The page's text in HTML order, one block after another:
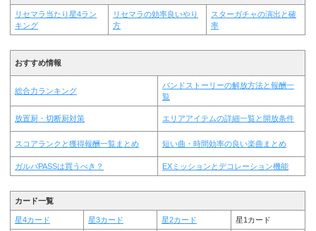
リセマラ当たり星4ラン
キング
リセマラの効率良いやり
方
スターガチャの演出と確
率
おすすめ情報
総合力ランキング
バンドストーリーの解放方法と報酬一
覧
放置厨・切断厨対策 エリアアイテムの詳細一覧と開放条件
スコアランクと獲得報酬一覧まとめ 短い曲・時間効率の良い楽曲まとめ
ガルパPASSは買うべき？ EXミッションとデコレーション機能
カード一覧
星4カード 星3カード 星2カード 星1カード